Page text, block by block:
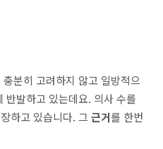
분히 고려하지 않고 일방적으
반발하고 있는데요. 의사 수를
하고 있습니다. 그 근거를 한번